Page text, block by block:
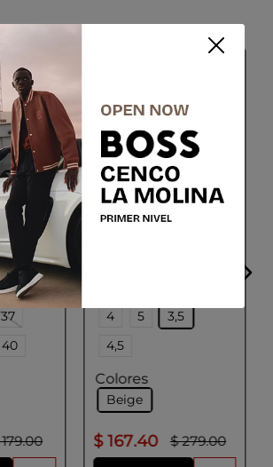
37
40
179.00
LLOYD
4 5
3,5
4,5
Colores
Beige
$ 167.40 $ 279.00